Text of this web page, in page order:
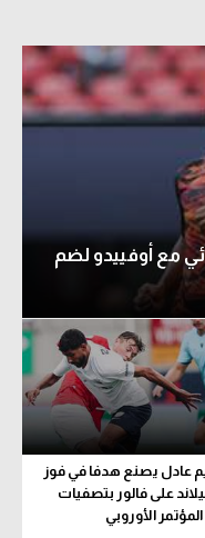
مع أوفييدو لضم
عادل يصنع هدفا في فوز
على فالور بتصفيات
الأوروبي